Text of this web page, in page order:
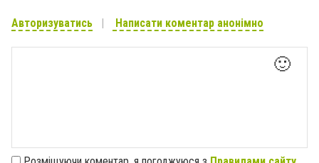
Авторизуватись Написати коментар анонімно
🙂